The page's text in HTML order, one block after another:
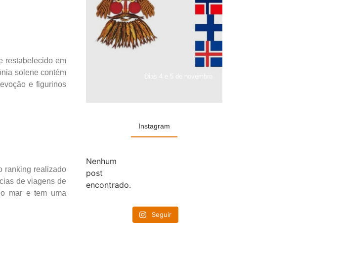
restabelecido em
solene contém
e figurinos
ranking realizado
de viagens de
mar e tem uma
Instagram
Nenhum
post
encontrado.
Seguir